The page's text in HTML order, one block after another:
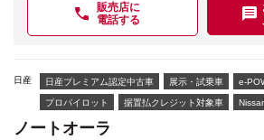
販売店に
電話する
日産 日産プレミアム認定中古車 展示・試乗車 e-
プロパイロット 据置払クレジット対象車
ノートオーラ